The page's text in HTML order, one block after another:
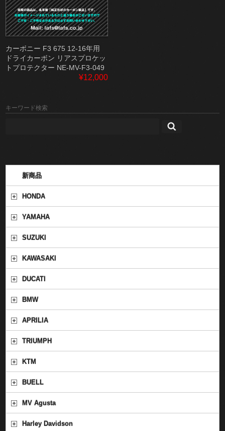
カーボニー F3 675 12-16年用
ドライカーボン リアスプロケッ
トプロテクター NE-MV-F3-049
¥12,000
キーワード検索
新商品
HONDA
YAMAHA
SUZUKI
KAWASAKI
DUCATI
BMW
APRILIA
TRIUMPH
KTM
BUELL
MV Agusta
Harley Davidson